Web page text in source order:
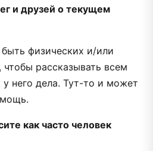
и друзей о текущем
физических и/или
рассказывать всем
него дела. Тут-то и может
как часто человек